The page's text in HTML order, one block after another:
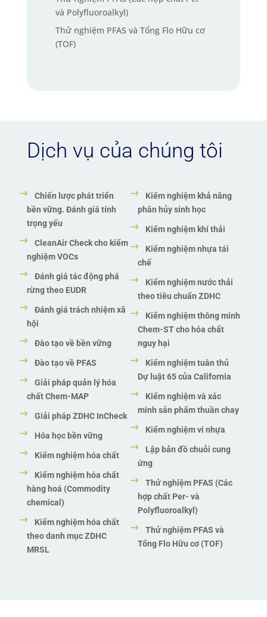
và Polyfluoroalkyl)
Thử nghiệm PFAS và Tổng Flo Hữu cơ
(TOF)
Dịch vụ của chúng tôi
Chiến lược phát triển
bền vững. Đánh giá tính
trọng yếu
CleanAir Check cho kiểm
nghiệm VOCs
Đánh giá tác động phá
rừng theo EUDR
Đánh giá trách nhiệm xã
hội
Đào tạo về bền vững
Đào tạo về PFAS
Giải pháp quản lý hóa
chất Chem-MAP
Giải pháp ZDHC InCheck
Hóa học bền vững
Kiểm nghiệm hóa chất
Kiểm nghiệm hóa chất
hàng hoá (Commodity
chemical)
Kiểm nghiệm hóa chất
theo danh mục ZDHC
MRSL
Kiểm nghiệm khả năng
phân hủy sinh học
Kiểm nghiệm khí thải
Kiểm nghiệm nhựa tái
chế
Kiểm nghiệm nước thải
theo tiêu chuẩn ZDHC
Kiểm nghiệm thông minh
Chem-ST cho hóa chất
nguy hại
Kiểm nghiệm tuân thủ
Dự luật 65 của California
Kiểm nghiệm và xác
minh sản phẩm thuần chay
Kiểm nghiệm vi nhựa
Lập bản đồ chuỗi cung
ứng
Thử nghiệm PFAS (Các
hợp chất Per- và
Polyfluoroalkyl)
Thử nghiệm PFAS và
Tổng Flo Hữu cơ (TOF)